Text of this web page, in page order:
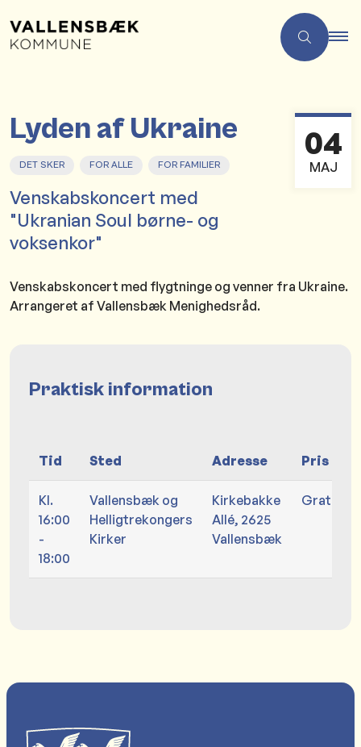
Lyden af Ukraine 04
MAJ
DET SKER FOR ALLE FOR FAMILIER
Venskabskoncert med
"Ukranian Soul børne- og
voksenkor"
Venskabskoncert med flygtninge og venner fra Ukraine.
Arrangeret af Vallensbæk Menighedsråd.
Praktisk information
Tid Sted Adresse Pris
Kl.
16:00
-
18:00
Vallensbæk og
Helligtrekongers
Kirker
Kirkebakke
Allé, 2625
Vallensbæk
Gratis